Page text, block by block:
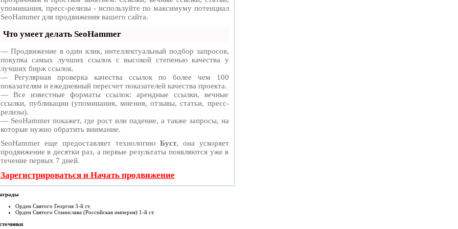
упоминания, пресс-релизы - используйте по максимуму потенциал
SeoHammer для продвижения вашего сайта.
Что умеет делать SeoHammer
— Продвижение в один клик, интеллектуальный подбор запросов,
покупка самых лучших ссылок с высокой степенью качества у
лучших бирж ссылок.
— Регулярная проверка качества ссылок по более чем 100
показателям и ежедневный пересчет показателей качества проекта.
— Все известные форматы ссылок: арендные ссылки, вечные
ссылки, публикации (упоминания, мнения, отзывы, статьи, пресс-
релизы).
— SeoHammer покажет, где рост или падение, а также запросы, на
которые нужно обратить внимание.
SeoHammer еще предоставляет технологию Буст, она ускоряет
продвижение в десятки раз, а первые результаты появляются уже в
течение первых 7 дней.
Зарегистрироваться и Начать продвижение
Орден Святого Георгия 3-й ст.
Орден Святого Станислава (Российская империя) 1-й ст.